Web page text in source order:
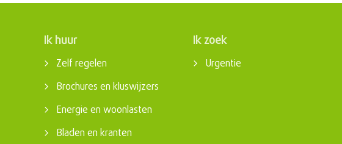
Contactinformatie
Ik huur
Zelf regelen
Brochures en kluswijzers
Energie en woonlasten
Bladen en kranten
Ik zoek
Urgentie